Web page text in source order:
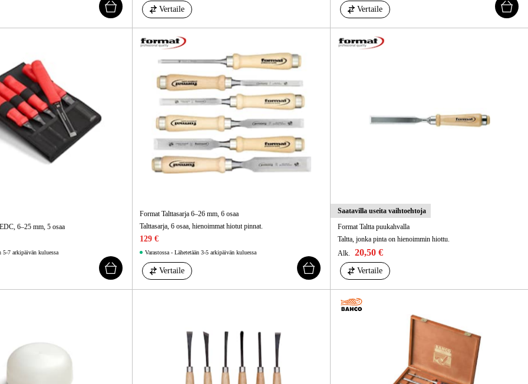
Vertaile Vertaile
6–25 mm, 5 osaa
5-7 arkipäivän kuluessa
Format Talttasarja 6–26 mm, 6 osaa
Talttasarja, 6 osaa, hienoimmat hiotut pinnat.
129 €
Varastossa - Lähetetään 3-5 arkipäivän kuluessa
Vertaile
Saatavilla useita vaihtoehtoja
Format Taltta puukahvalla
Taltta, jonka pinta on hienoimmin hiottu.
Alk.
20,50 €
Vertaile